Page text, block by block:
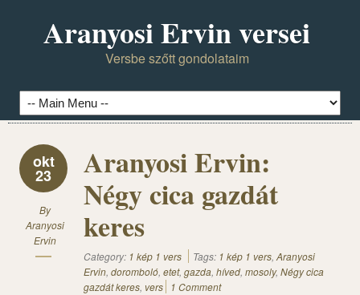
Aranyosi Ervin versei
Versbe szőtt gondolataim
okt
23
By
Aranyosi
Ervin
Aranyosi Ervin:
Négy cica gazdát
keres
Category: 1 kép 1 vers Tags: 1 kép 1 vers, Aranyosi
Ervin, doromboló, etet, gazda, híved, mosoly, Négy cica
gazdát keres, vers 1 Comment